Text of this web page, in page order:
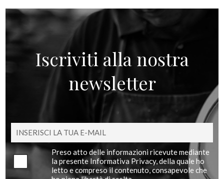
Iscriviti alla nostra
newsletter
Preso atto delle informazioni ricevute mediante
la presente Informativa Privacy, della quale ho
letto e compreso il contenuto, consapevole che